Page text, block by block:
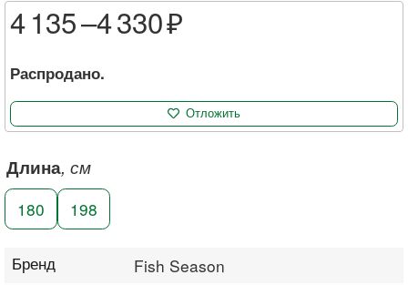
Длина, см
180 198
Бренд
Fish Season
4 135 –4 330
Распродано.
Отложить